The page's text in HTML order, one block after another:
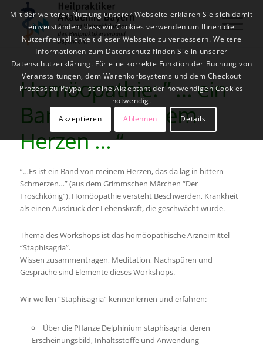
Homöopathie: ” … ein
Band von meinem
Herzen … “
“…Es ist ein Band von meinem Herzen, das da lag in bittern
Schmerzen…” (aus dem Grimmschen Märchen “Der
Froschkönig”). Homöopathie versteht Beschwerden, Krankheit
als einen Ausdruck der Lebenskraft, die geschwächt wurde.
Thema des Workshops ist das homöopathische Arzneimittel
“Staphisagria”.
Wissen zusammentragen, Meditation, Nachspüren und
Gespräche sind Elemente dieses Workshops.
Wir wollen “Staphisagria” kennenlernen und erfahren:
Über die Pflanze Delphinium staphisagria, deren
Erscheinungsbild, Inhaltsstoffe und Anwendung
Mit der weiteren Nutzung unserer Webseite erklären Sie sich damit
einverstanden, dass wir Cookies verwenden um Ihnen die
Nutzerfreundlichkeit dieser Webseite zu verbessern. Weitere
Informationen zum Datenschutz finden Sie in unserer
Datenschutzerklärung. Für eine korrekte Funktion der Buchung von
Veranstaltungen, dem Warenkorbsystems und dem Checkout
Prozess zu Paypal ist eine Akzeptant der notwendigen Cookies
notwendig.
Akzeptieren
Ablehnen Details